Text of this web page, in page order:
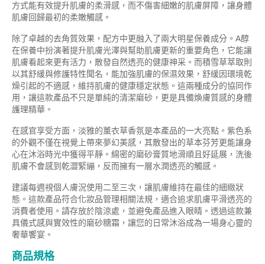
方式能有效提升肌膚的柔滑感，而不傷害細嫩的肌膚屏障，讓身體
肌膚回歸最初的柔嫩觸感。
除了卓越的去角質效果，配方中更融入了兩大明星保養成分。A醇
在保養中扮演著提升肌膚光澤與幫助肌膚更新的重要角色，它能讓
肌膚看起來更有活力，散發自然透亮的健康神采。而積雪草萃取則
以其舒緩與修護特性聞名，能加強肌膚的保濕效果，舒緩因環境乾
燥引起的不適感，維持肌膚的健康穩定狀態。這兩種成分的協同作
用，讓這款產品不只是單純的清潔磨砂，更是具備煥膚質感的身體
護理精華。
在感官享受方面，淡雅的薰衣草香氛是本產品的一大亮點。紫色系
的外觀不僅在視覺上帶來夢幻美感，其散發出的草本芬芳更能讓身
心在沐浴時光中獲得平靜。綿密的磨砂膏質地滑順且好延展，洗後
肌膚不會感到乾澀緊繃，反而擁有一層水潤透亮的觸感。
建議每週視個人膚況使用二至三次，讓肌膚維持在最佳的細緻狀
態。這款產品符合化妝品管理相關法規，適合追求肌膚平滑透亮的
消費者使用。請存放於陰涼處，並避免產品進入眼睛。透過這款兼
具儀式感與實效性的磨砂糖霜，讓您的日常沐浴成為一場身心靈的
奢華饗宴。
商品規格